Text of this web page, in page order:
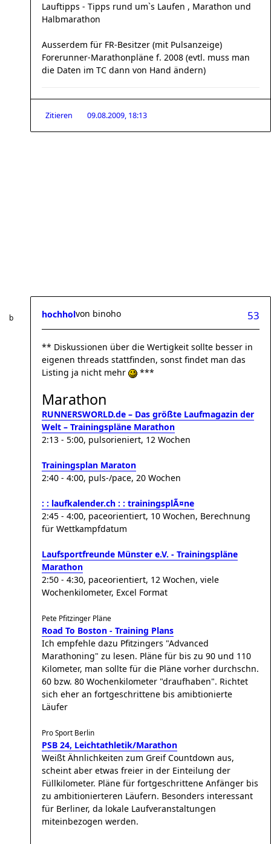
Lauftipps - Tipps rund um`s Laufen , Marathon und
Halbmarathon
Ausserdem für FR-Besitzer (mit Pulsanzeige)
Forerunner-Marathonpläne f. 2008 (evtl. muss man
die Daten im TC dann von Hand ändern)
Zitieren 09.08.2009, 18:13
hochhol 53
von binoho
** Diskussionen über die Wertigkeit sollte besser in
eigenen threads stattfinden, sonst findet man das
Listing ja nicht mehr
***
Marathon
RUNNERSWORLD.de – Das größte Laufmagazin der
Welt – Trainingspläne Marathon
2:13 - 5:00, pulsorieniert, 12 Wochen
Trainingsplan Maraton
2:40 - 4:00, puls-/pace, 20 Wochen
: : laufkalender.ch : : trainingsplÃ¤ne
2:45 - 4:00, paceorientiert, 10 Wochen, Berechnung
für Wettkampfdatum
Laufsportfreunde Münster e.V. - Trainingspläne
Marathon
2:50 - 4:30, paceorientiert, 12 Wochen, viele
Wochenkilometer, Excel Format
Pete Pfitzinger Pläne
Road To Boston - Training Plans
Ich empfehle dazu Pfitzingers "Advanced
Marathoning" zu lesen. Pläne für bis zu 90 und 110
Kilometer, man sollte für die Pläne vorher durchschn.
60 bzw. 80 Wochenkilometer "draufhaben". Richtet
sich eher an fortgeschrittene bis amibtionierte
Läufer
Pro Sport Berlin
PSB 24, Leichtathletik/Marathon
Weißt Ähnlichkeiten zum Greif Countdown aus,
scheint aber etwas freier in der Einteilung der
Füllkilometer. Pläne für fortgeschrittene Anfänger bis
zu ambitionierteren Läufern. Besonders interessant
für Berliner, da lokale Laufveranstaltungen
miteinbezogen werden.